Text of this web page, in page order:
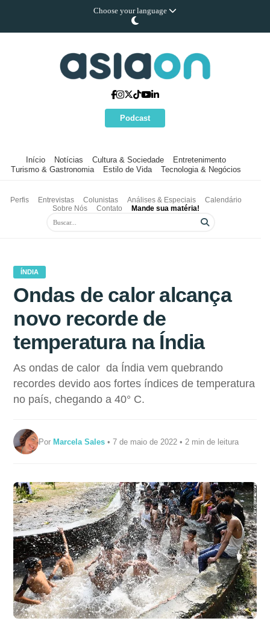
Choose your language
Podcast
Início Notícias Cultura & Sociedade
Entretenimento
Turismo & Gastronomia
Estilo de Vida Tecnologia & Negócios
Perfis Entrevistas Colunistas Análises & Especiais
Calendário
Sobre Nós
Contato Mande sua matéria!
ÍNDIA
Ondas de calor alcança
novo recorde de
temperatura na Índia
As ondas de calor da Índia vem quebrando
recordes devido aos fortes índices de temperatura
no país, chegando a 40° C.
PorMarcela Sales • 7 de maio de 2022 • 2 min de leitura